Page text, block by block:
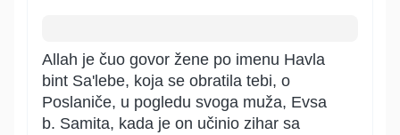
Allah je čuo govor žene po imenu Havla
bint Sa'lebe, koja se obratila tebi, o
Poslaniče, u pogledu svoga muža, Evsa
b. Samita, kada je on učinio zihar sa